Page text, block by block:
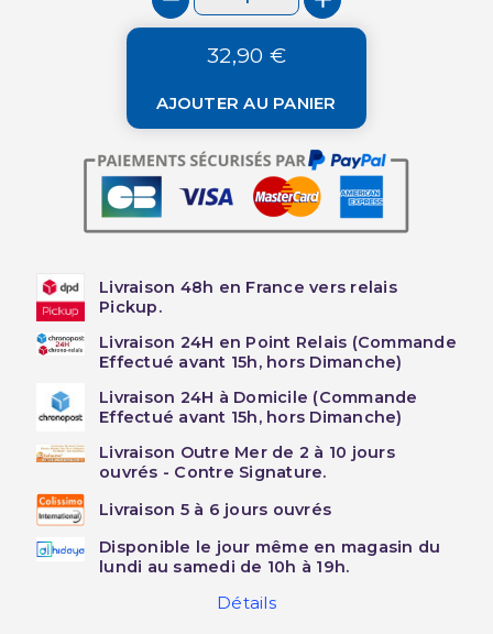
32,90 €
AJOUTER AU PANIER
Livraison 48h en France vers relais
Pickup.
Livraison 24H en Point Relais (Commande
Effectué avant 15h, hors Dimanche)
Livraison 24H à Domicile (Commande
Effectué avant 15h, hors Dimanche)
Livraison Outre Mer de 2 à 10 jours
ouvrés - Contre Signature.
Livraison 5 à 6 jours ouvrés
Disponible le jour même en magasin du
lundi au samedi de 10h à 19h.
Détails